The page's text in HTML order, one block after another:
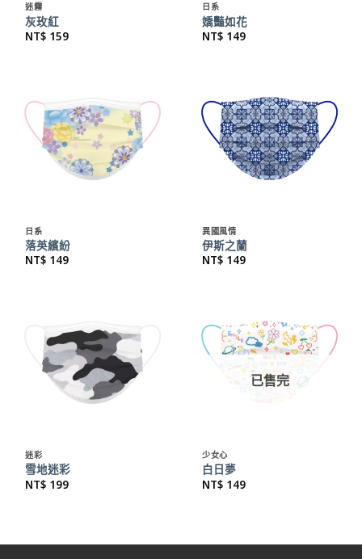
迷霧
灰玫紅
NT$ 159
日系
嬌豔如花
NT$ 149
日系
落英繽紛
NT$ 149
異國風情
伊斯之蘭
NT$ 149
迷彩
雪地迷彩
NT$ 199
已售完
少女心
白日夢
NT$ 149